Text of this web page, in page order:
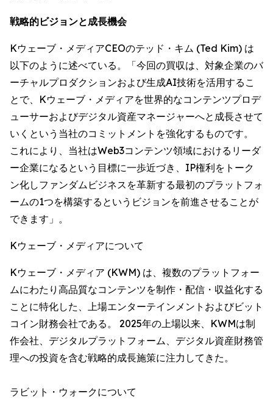
戦略的ビジョンと成長機会
Kウェーブ・メディアCEOのテッド・キム (Ted Kim) は
以下のように述べている。「今回の買収は、対象企業のバ
ーチャルプロダクションおよび生成AI技術を活用するこ
とで、Kウェーブ・メディアを世界的なコンテンツプロデ
ューサーおよびデジタル資産マネージャーへと成長させて
いくという当社のコミットメントを強化するものです。
これにより、当社はWeb3コンテンツ領域におけるリーダ
ー企業になるという目標に一歩近づき、IP権利をトーク
ン化しファンダムビジネスを革新する最初のプラットフォ
ームの1つを構築するというビジョンを前進させることが
できます」。
Kウェーブ・メディアについて
Kウェーブ・メディア (KWM) は、複数のプラットフォー
ムにわたり高品質なコンテンツを制作・配信・収益化する
ことに特化した、上場エンターテインメントおよびビット
コイン財務会社である。 2025年の上場以来、KWMは制
作会社、デジタルプラットフォーム、デジタル資産財務管
理への投資を含む戦略的成長施策に注力してきた。
ラビット・ウォークについて